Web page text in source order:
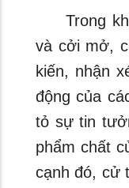
Trong
và cởi mở,
kiến, nhận
động của
tỏ sự tin
phẩm chất
cạnh đó, cử